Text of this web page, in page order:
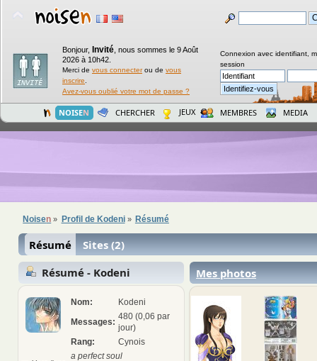
Bonjour, Invité nous sommes le 9 Août
2026 à 10h42.
Merci de vous connecterou de vous
inscrire
Avez-vous oublié votre mot de passe ?
Connexion avec identifiant,
session
NOISEN CHERCHER JEUX MEMBRES MEDIA
Noisen » Profil de Kodeni» Résumé
Résumé
Sites (2)
Résumé - Kodeni
Nom:
Kodeni
Messages:
480 (0,06 par
jour)
Rang:
Cynois
a perfect soul
Mes photos